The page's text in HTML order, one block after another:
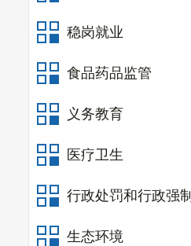
稳岗就业
食品药品监管
义务教育
医疗卫生
行政处罚和行政强制
生态环境